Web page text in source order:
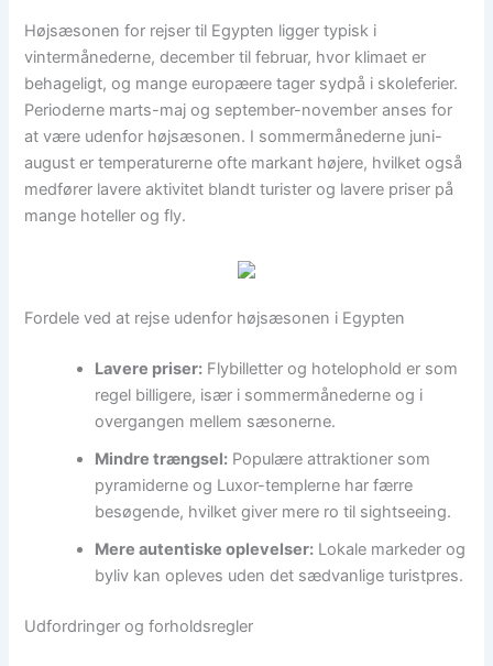
Højsæsonen for rejser til Egypten ligger typisk i
vintermånederne, december til februar, hvor klimaet er
behageligt, og mange europæere tager sydpå i skoleferier.
Perioderne marts-maj og september-november anses for
at være udenfor højsæsonen. I sommermånederne juni-
august er temperaturerne ofte markant højere, hvilket også
medfører lavere aktivitet blandt turister og lavere priser på
mange hoteller og fly.
Fordele ved at rejse udenfor højsæsonen i Egypten
Lavere priser: Flybilletter og hotelophold er som
regel billigere, især i sommermånederne og i
overgangen mellem sæsonerne.
Mindre trængsel: Populære attraktioner som
pyramiderne og Luxor-templerne har færre
besøgende, hvilket giver mere ro til sightseeing.
Mere autentiske oplevelser: Lokale markeder og
byliv kan opleves uden det sædvanlige turistpres.
Udfordringer og forholdsregler